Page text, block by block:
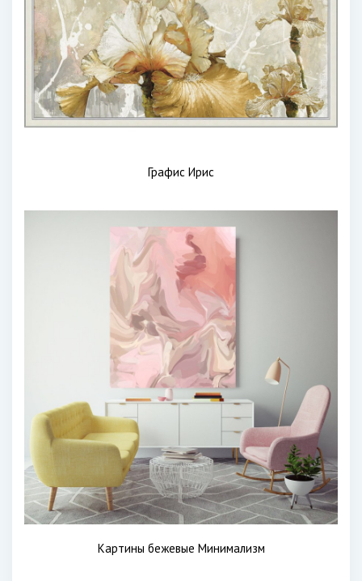
Графис Ирис
Картины бежевые Минимализм